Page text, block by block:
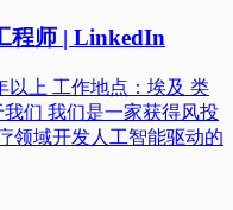
程师 | LinkedIn
以上 工作地点：埃及 类
们 我们是一家获得风投
领域开发人工智能驱动的